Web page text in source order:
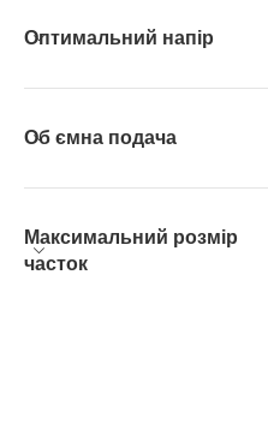
Оптимальний напір
Об ємна подача
Максимальний розмір
часток